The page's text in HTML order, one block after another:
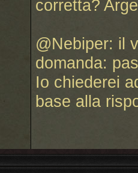
corretta?
@Nebiper: il
domanda:
Io chiederei
base alla